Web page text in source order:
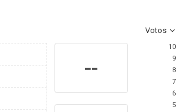
Votos
--
10
9
8
7
6
5